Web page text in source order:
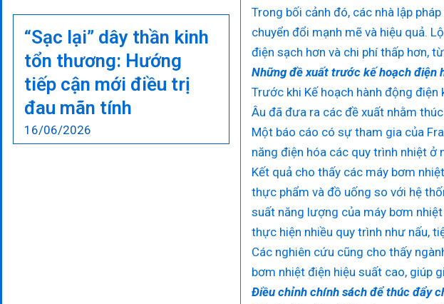
“Sạc lại” dây thần kinh
tổn thương: Hướng
tiếp cận mới điều trị
đau mãn tính
16/06/2026
Trong bối cảnh đó, các nhà lập
chuyển đổi mạnh mẽ và hiệu quả.
điện sạch hơn và chi phí thấp hơn,
Những đề xuất trước kế hoạch điện
Trước khi Kế hoạch hành động
Âu đã đưa ra các đề xuất nhằm
Một báo cáo có sự tham gia của
năng điện hóa các quy trình nhiệt
Kết quả cho thấy các máy bơm
thực phẩm và đồ uống so với hệ
suất năng lượng của máy bơm
thực hiện nhiều quy trình như nấu,
Các nghiên cứu cũng cho thấy
bơm nhiệt điện hiệu suất cao, giúp
Điều chỉnh chính sách để thúc đẩy